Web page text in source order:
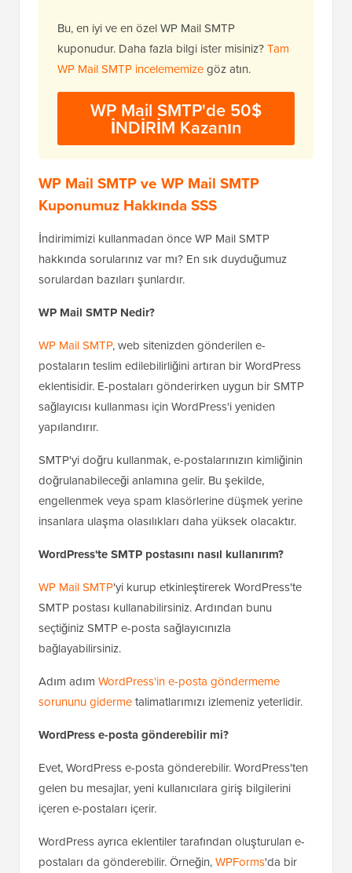
Bu, en iyi ve en özel WP Mail SMTP
kuponudur. Daha fazla bilgi ister misiniz?Tam
WP Mail SMTP incelememizegöz atın.
WP Mail SMTP'de 50$
İNDİRİM Kazanın
WP Mail SMTP ve WP Mail SMTP
Kuponumuz Hakkında SSS
İndirimimizi kullanmadan önce WP Mail SMTP
hakkında sorularınız var mı? En sık duyduğumuz
sorulardan bazıları şunlardır.
WP Mail SMTP Nedir?
WP Mail SMTP, web sitenizden gönderilen e-
postaların teslim edilebilirliğini artıran bir WordPress
eklentisidir. E-postaları gönderirken uygun bir SMTP
sağlayıcısı kullanması için WordPress'i yeniden
yapılandırır.
SMTP'yi doğru kullanmak, e-postalarınızın kimliğinin
doğrulanabileceği anlamına gelir. Bu şekilde,
engellenmek veya spam klasörlerine düşmek yerine
insanlara ulaşma olasılıkları daha yüksek olacaktır.
WordPress'te SMTP postasını nasıl kullanırım?
WP Mail SMTP'yi kurup etkinleştirerek WordPress'te
SMTP postası kullanabilirsiniz. Ardından bunu
seçtiğiniz SMTP e-posta sağlayıcınızla
bağlayabilirsiniz.
Adım adım WordPress'in e-posta göndermeme
sorununu gidermetalimatlarımızı izlemeniz yeterlidir.
WordPress e-posta gönderebilir mi?
Evet, WordPress e-posta gönderebilir. WordPress'ten
gelen bu mesajlar, yeni kullanıcılara giriş bilgilerini
içeren e-postaları içerir.
WordPress ayrıca eklentiler tarafından oluşturulan e-
postaları da gönderebilir. Örneğin,WPForms'da bir